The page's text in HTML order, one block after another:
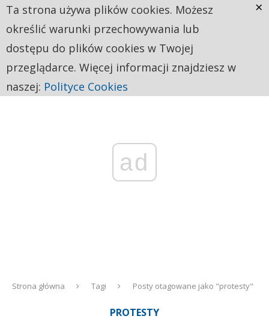
ad
Strona główna Tagi Posty otagowane jako "protesty"
PROTESTY
Ta strona używa plików cookies. Możesz
określić warunki przechowywania lub
dostępu do plików cookies w Twojej
przeglądarce. Więcej informacji znajdziesz w
naszej: Polityce Cookies
×